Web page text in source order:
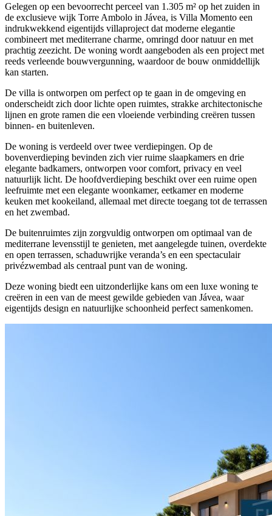
Gelegen op een bevoorrecht perceel van 1.305 m² op het zuiden in
de exclusieve wijk Torre Ambolo in Jávea, is Villa Momento een
indrukwekkend eigentijds villaproject dat moderne elegantie
combineert met mediterrane charme, omringd door natuur en met
prachtig zeezicht. De woning wordt aangeboden als een project met
reeds verleende bouwvergunning, waardoor de bouw onmiddellijk
kan starten.
De villa is ontworpen om perfect op te gaan in de omgeving en
onderscheidt zich door lichte open ruimtes, strakke architectonische
lijnen en grote ramen die een vloeiende verbinding creëren tussen
binnen- en buitenleven.
De woning is verdeeld over twee verdiepingen. Op de
bovenverdieping bevinden zich vier ruime slaapkamers en drie
elegante badkamers, ontworpen voor comfort, privacy en veel
natuurlijk licht. De hoofdverdieping beschikt over een ruime open
leefruimte met een elegante woonkamer, eetkamer en moderne
keuken met kookeiland, allemaal met directe toegang tot de terrassen
en het zwembad.
De buitenruimtes zijn zorgvuldig ontworpen om optimaal van de
mediterrane levensstijl te genieten, met aangelegde tuinen, overdekte
en open terrassen, schaduwrijke veranda’s en een spectaculair
privézwembad als centraal punt van de woning.
Deze woning biedt een uitzonderlijke kans om een luxe woning te
creëren in een van de meest gewilde gebieden van Jávea, waar
eigentijds design en natuurlijke schoonheid perfect samenkomen.